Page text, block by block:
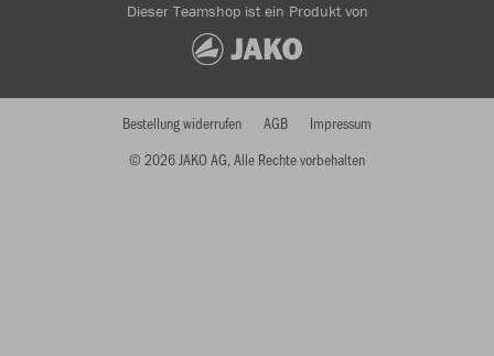
Dieser Teamshop ist ein Produkt von
© 2026 JAKO AG, Alle Rechte vorbehalten
Bestellung widerrufen AGB Impressum